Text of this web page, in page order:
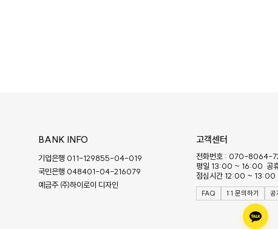
BANK INFO
기업은행 011-129855-04-019
국민은행 048401-04-216079
예금주 ㈜하이로이 디자인
고객센터
전화번호 : 070-8064-
평일 13:00 ~ 16:00 공
점심시간 12:00 ~ 13:00
FAQ 1:1 문의하기 공